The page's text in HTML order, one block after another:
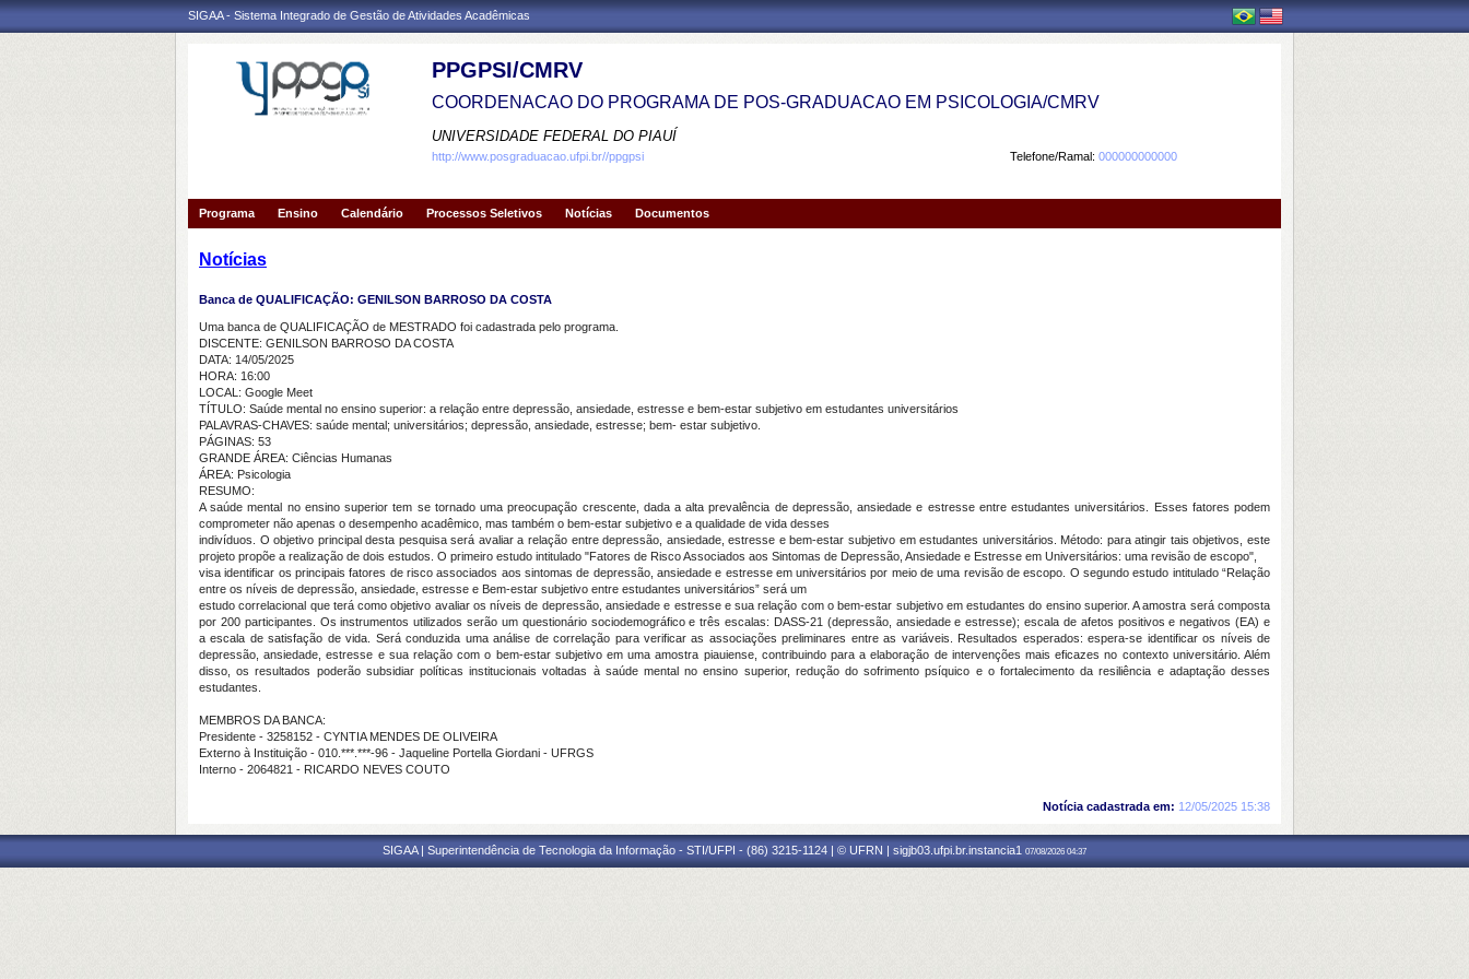
SIGAA - Sistema Integrado de Gestão de Atividades Acadêmicas
PPGPSI/CMRV
COORDENACAO DO PROGRAMA DE POS-GRADUACAO EM PSICOLOGIA/CMRV
UNIVERSIDADE FEDERAL DO PIAUÍ
Telefone/Ramal: 000000000000
http://www.posgraduacao.ufpi.br//ppgpsi
Programa Ensino Calendário Processos Seletivos Notícias Documentos
Notícias
Banca de QUALIFICAÇÃO: GENILSON BARROSO DA COSTA
Uma banca de QUALIFICAÇÃO de MESTRADO foi cadastrada pelo programa.
DISCENTE: GENILSON BARROSO DA COSTA
DATA: 14/05/2025
HORA: 16:00
LOCAL: Google Meet
TÍTULO: Saúde mental no ensino superior: a relação entre depressão, ansiedade, estresse e bem-estar subjetivo em estudantes universitários
PALAVRAS-CHAVES: saúde mental; universitários; depressão, ansiedade, estresse; bem- estar subjetivo.
PÁGINAS: 53
GRANDE ÁREA: Ciências Humanas
ÁREA: Psicologia
RESUMO:
A saúde mental no ensino superior tem se tornado uma preocupação crescente, dada a alta prevalência de depressão, ansiedade e estresse entre estudantes universitários. Esses fatores podem
comprometer não apenas o desempenho acadêmico, mas também o bem-estar subjetivo e a qualidade de vida desses
indivíduos. O objetivo principal desta pesquisa será avaliar a relação entre depressão, ansiedade, estresse e bem-estar subjetivo em estudantes universitários. Método: para atingir tais objetivos, este
projeto propõe a realização de dois estudos. O primeiro estudo intitulado "Fatores de Risco Associados aos Sintomas de Depressão, Ansiedade e Estresse em Universitários: uma revisão de escopo",
visa identificar os principais fatores de risco associados aos sintomas de depressão, ansiedade e estresse em universitários por meio de uma revisão de escopo. O segundo estudo intitulado “Relação
entre os níveis de depressão, ansiedade, estresse e Bem-estar subjetivo entre estudantes universitários” será um
estudo correlacional que terá como objetivo avaliar os níveis de depressão, ansiedade e estresse e sua relação com o bem-estar subjetivo em estudantes do ensino superior. A amostra será composta
por 200 participantes. Os instrumentos utilizados serão um questionário sociodemográfico e três escalas: DASS-21 (depressão, ansiedade e estresse); escala de afetos positivos e negativos (EA) e
a escala de satisfação de vida. Será conduzida uma análise de correlação para verificar as associações preliminares entre as variáveis. Resultados esperados: espera-se identificar os níveis de
depressão, ansiedade, estresse e sua relação com o bem-estar subjetivo em uma amostra piauiense, contribuindo para a elaboração de intervenções mais eficazes no contexto universitário. Além
disso, os resultados poderão subsidiar políticas institucionais voltadas à saúde mental no ensino superior, redução do sofrimento psíquico e o fortalecimento da resiliência e adaptação desses
estudantes.
MEMBROS DA BANCA:
Presidente - 3258152 - CYNTIA MENDES DE OLIVEIRA
Externo à Instituição - 010.***.***-96 - Jaqueline Portella Giordani - UFRGS
Interno - 2064821 - RICARDO NEVES COUTO
Notícia cadastrada em: 12/05/2025 15:38
SIGAA | Superintendência de Tecnologia da Informação - STI/UFPI - (86) 3215-1124 | © UFRN | sigjb03.ufpi.br.instancia1 07/08/2026 04:37